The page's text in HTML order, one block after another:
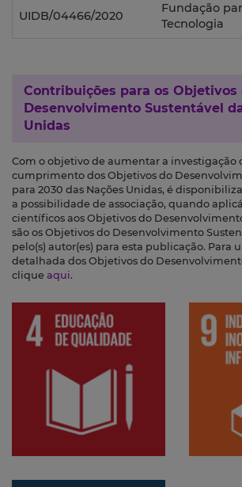
UIDB/04466/2020
Fundação
Tecnologia
Contribuições para os Objetivos
Desenvolvimento Sustentável
Unidas
Com o objetivo de aumentar a investigação
cumprimento dos Objetivos do
para 2030 das Nações Unidas, é
a possibilidade de associação, quando
científicos aos Objetivos do
são os Objetivos do Desenvolvimento
pelo(s) autor(es) para esta publicação. Para
detalhada dos Objetivos do
clique aqui.